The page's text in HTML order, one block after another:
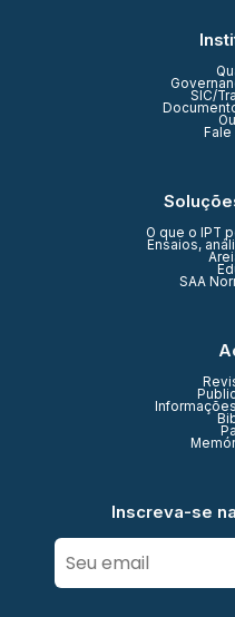
SIC/
O que o IPT
Ensaios,
SAA
Inscreva-se